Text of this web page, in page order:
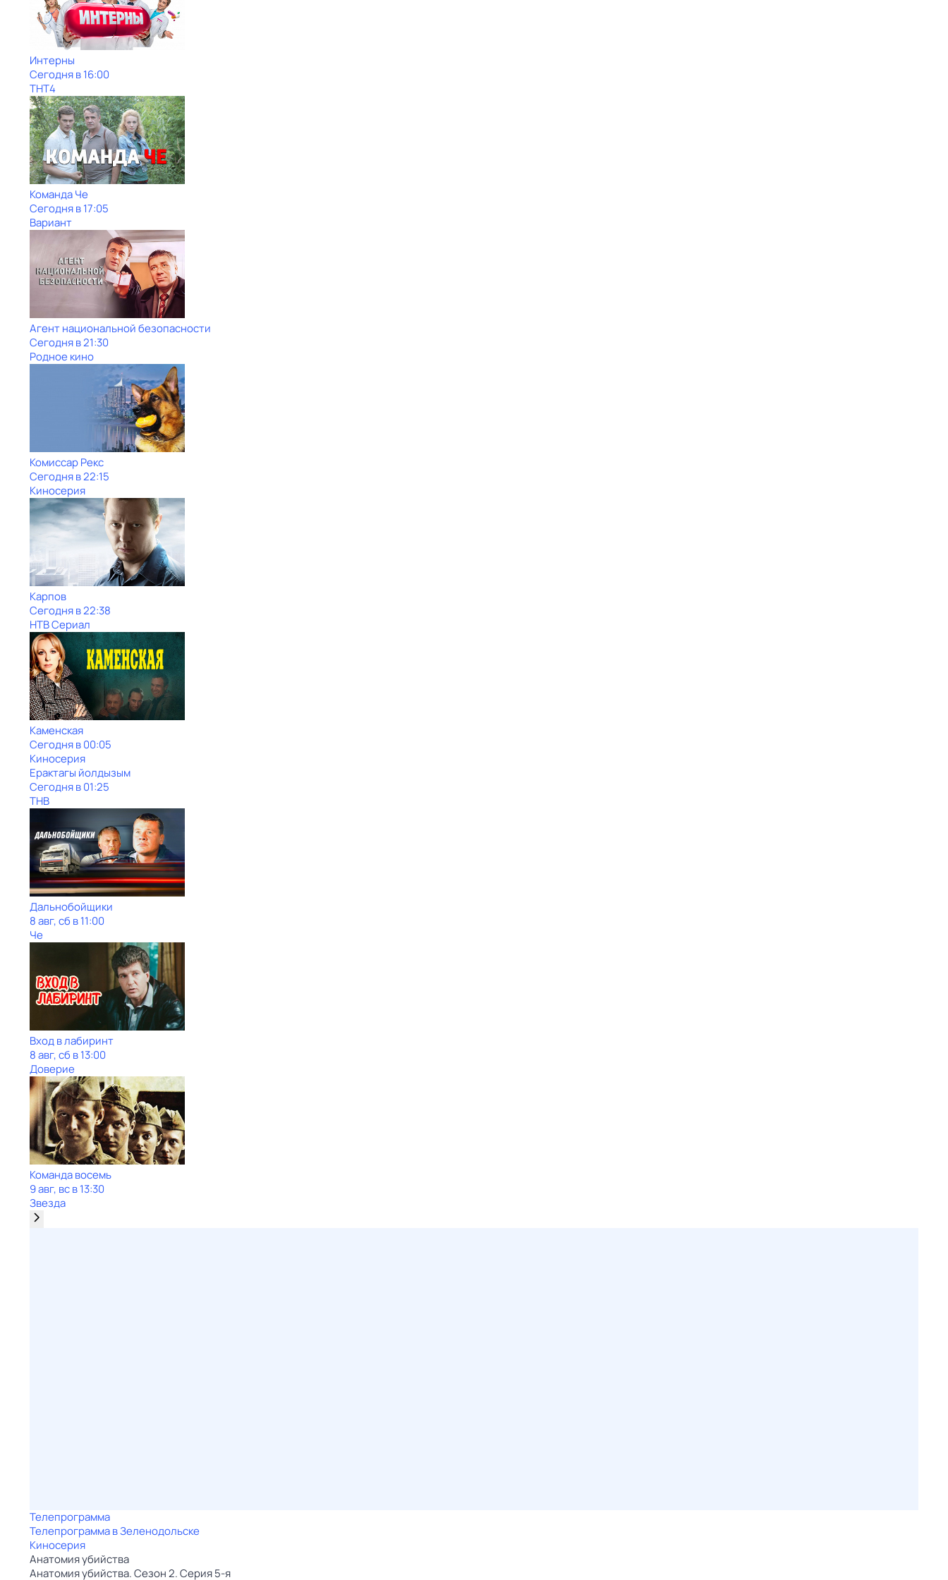
Интерны
Сегодня в 16:00
ТНТ4
Команда Че
Сегодня в 17:05
Вариант
Агент национальной безопасности
Сегодня в 21:30
Родное кино
Комиссар Рекс
Сегодня в 22:15
Киносерия
Карпов
Сегодня в 22:38
НТВ Сериал
Каменская
Сегодня в 00:05
Киносерия
Ерактагы йолдызым
Сегодня в 01:25
ТНВ
Дальнобойщики
8 авг, сб в 11:00
Че
Вход в лабиринт
8 авг, сб в 13:00
Доверие
Команда восемь
9 авг, вс в 13:30
Звезда
Телепрограмма
Телепрограмма в Зеленодольске
Киносерия
Анатомия убийства
Анатомия убийства. Сезон 2. Серия 5-я